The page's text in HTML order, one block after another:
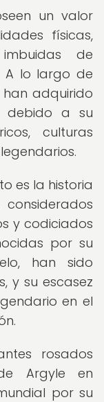
un valor
físicas,
de
A lo largo de
han adquirido
debido a su
culturas
es la historia
y codiciados
por su
han sido
y su escasez
en el
rosados
Argyle en
por su